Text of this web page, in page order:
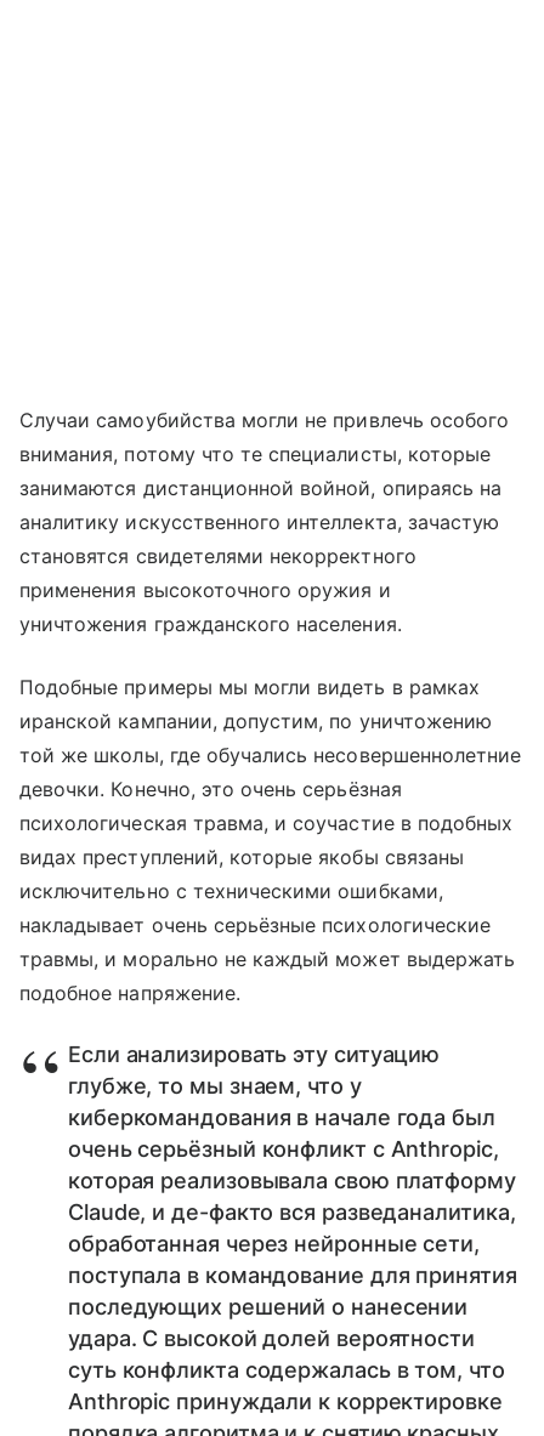
Случаи самоубийства могли не привлечь особого
внимания, потому что те специалисты, которые
занимаются дистанционной войной, опираясь на
аналитику искусственного интеллекта, зачастую
становятся свидетелями некорректного
применения высокоточного оружия и
уничтожения гражданского населения.
Подобные примеры мы могли видеть в рамках
иранской кампании, допустим, по уничтожению
той же школы, где обучались несовершеннолетние
девочки. Конечно, это очень серьёзная
психологическая травма, и соучастие в подобных
видах преступлений, которые якобы связаны
исключительно с техническими ошибками,
накладывает очень серьёзные психологические
травмы, и морально не каждый может выдержать
подобное напряжение.
Если анализировать эту ситуацию
глубже, то мы знаем, что у
киберкомандования в начале года был
очень серьёзный конфликт с Anthropic,
которая реализовывала свою платформу
Claude, и де-факто вся разведаналитика,
обработанная через нейронные сети,
поступала в командование для принятия
последующих решений о нанесении
удара. С высокой долей вероятности
суть конфликта содержалась в том, что
Anthropic принуждали к корректировке